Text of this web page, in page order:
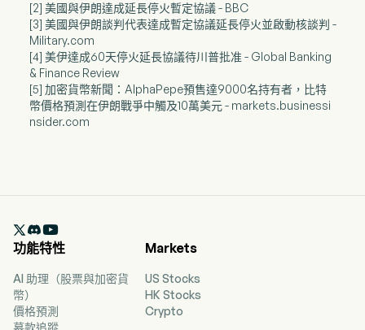
[2] 美國與伊朗達成延長停火暫定協議 - BBC
[3] 美國與伊朗談判代表達成暫定協議延長停火並啟動核談判 -
Military.com
[4] 美伊達成60天停火延長協議待川普批准 - Global Banking
& Finance Review
[5] 加密貨幣新聞：AlphaPepe預售達9000名持有者，比特
幣價格預測在伊朗戰爭中觸及10萬美元 - markets.businessi
nsider.com

功能特性
AI 助理（股票與加密貨
幣）
價格預測
募款追蹤
Markets
US Stocks
HK Stocks
Crypto